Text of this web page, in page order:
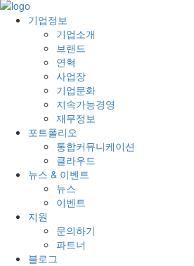
기업정보
기업소개
브랜드
연혁
사업장
기업문화
지속가능경영
재무정보
포트폴리오
통합커뮤니케이션
클라우드
뉴스 & 이벤트
뉴스
이벤트
지원
문의하기
파트너
블로그